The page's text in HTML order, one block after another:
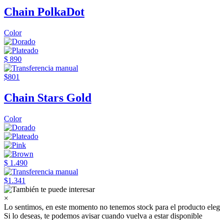
Chain PolkaDot
Color
$ 890
$801
Chain Stars Gold
Color
$ 1.490
$1.341
×
Lo sentimos, en este momento no tenemos stock para el producto
Si lo deseas, te podemos avisar cuando vuelva a estar disponible